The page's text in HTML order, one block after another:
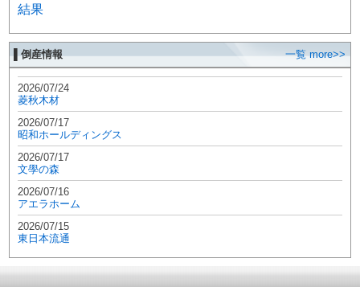
結果
▌倒産情報 一覧 more>>
2026/07/24
菱秋木材
2026/07/17
昭和ホールディングス
2026/07/17
文學の森
2026/07/16
アエラホーム
2026/07/15
東日本流通